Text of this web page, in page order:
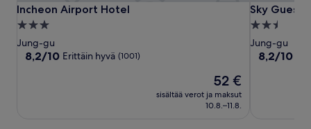
Incheon
Airport
Hotel
Incheon
Airport
Hotel
Incheon Airport Hotel
Incheon Airport Hotel
3.0
tähden
majoituspaikka
Jung-gu
8.2
8,2/10 Erittäin hyvä (1001)
Hinta
52 €
52 €
sisältää verot ja maksut
10.8.–11.8.
Sky
Guestel
Sky
Sky Guestel
2.5
tähden
Jung-gu
8.2
8,2/10